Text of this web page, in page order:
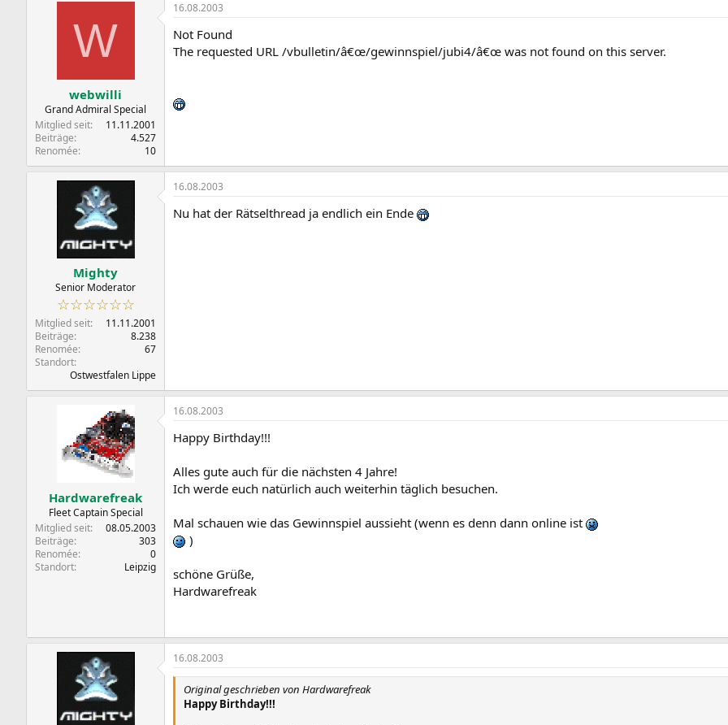
W
webwilli
Grand Admiral Special
Mitglied seit
11.11.2001
Beiträge
4.527
Renomée
10
16.08.2003
Not Found
The requested URL /vbulletin/â€œ/gewinnspiel/jubi4/â€œ was not found on this server.
Mighty
Senior Moderator
☆☆☆☆☆☆
Mitglied seit
11.11.2001
Beiträge
8.238
Renomée
67
Standort
Ostwestfalen Lippe
16.08.2003
Nu hat der Rätselthread ja endlich ein Ende
Hardwarefreak
Fleet Captain Special
Mitglied seit
08.05.2003
Beiträge
303
Renomée
0
Standort
Leipzig
16.08.2003
Happy Birthday!!!
Alles gute auch für die nächsten 4 Jahre!
Ich werde euch natürlich auch weiterhin täglich besuchen.
Mal schauen wie das Gewinnspiel aussieht (wenn es denn dann online ist
)
schöne Grüße,
Hardwarefreak
16.08.2003
Original geschrieben von Hardwarefreak
Happy Birthday!!!